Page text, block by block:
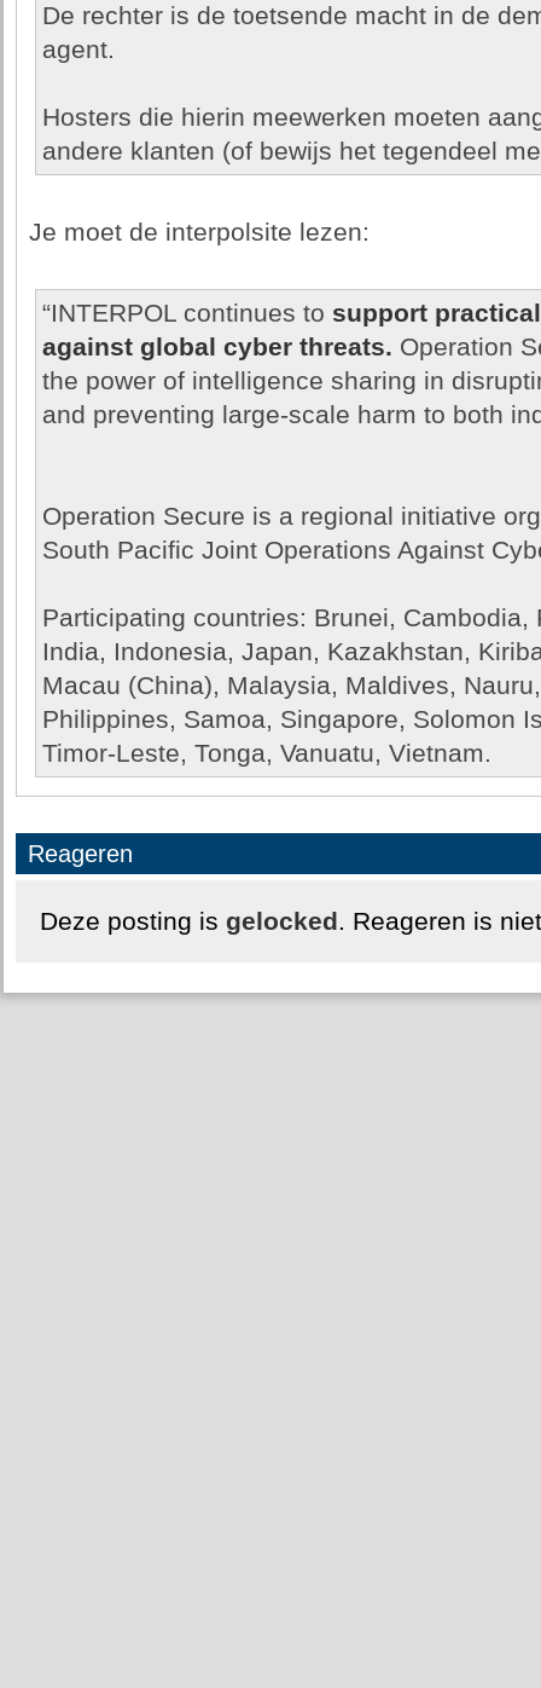
De rechter is de toetsende macht in de
agent.
Hosters die hierin meewerken moeten
andere klanten (of bewijs het tegendeel
Je moet de interpolsite lezen:
“INTERPOL continues to support
against global cyber threats. Operation
the power of intelligence sharing in
and preventing large-scale harm to both
Operation Secure is a regional initiative
South Pacific Joint Operations Against
Participating countries: Brunei, Cambodia,
India, Indonesia, Japan, Kazakhstan,
Macau (China), Malaysia, Maldives,
Philippines, Samoa, Singapore, Solomon
Timor-Leste, Tonga, Vanuatu, Vietnam.
Reageren
Deze posting is gelocked. Reageren is